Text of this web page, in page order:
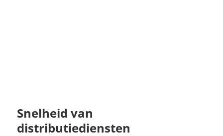
Snelheid van
distributiediensten